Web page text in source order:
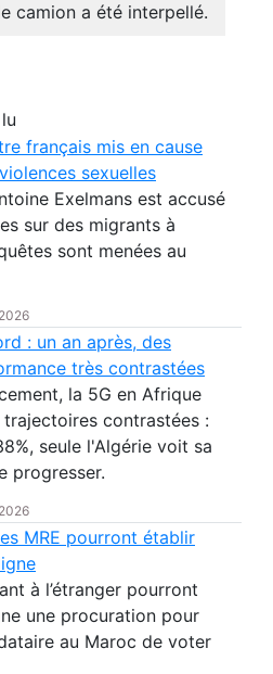
camion a été interpellé.
français mis en cause
sexuelles
Exelmans est accusé
sur des migrants à
sont menées au
: un an après, des
très contrastées
la 5G en Afrique
contrastées :
seule l'Algérie voit sa
progresser.
MRE pourront établir
à l’étranger pourront
une procuration pour
au Maroc de voter